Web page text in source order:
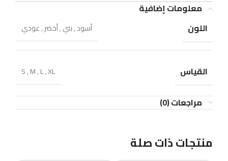
معلومات إضافية
اللون
أسود,بني,أخضر,عودي
القياس S,M,L,XL
مراجعات (0)
منتجات ذات صلة